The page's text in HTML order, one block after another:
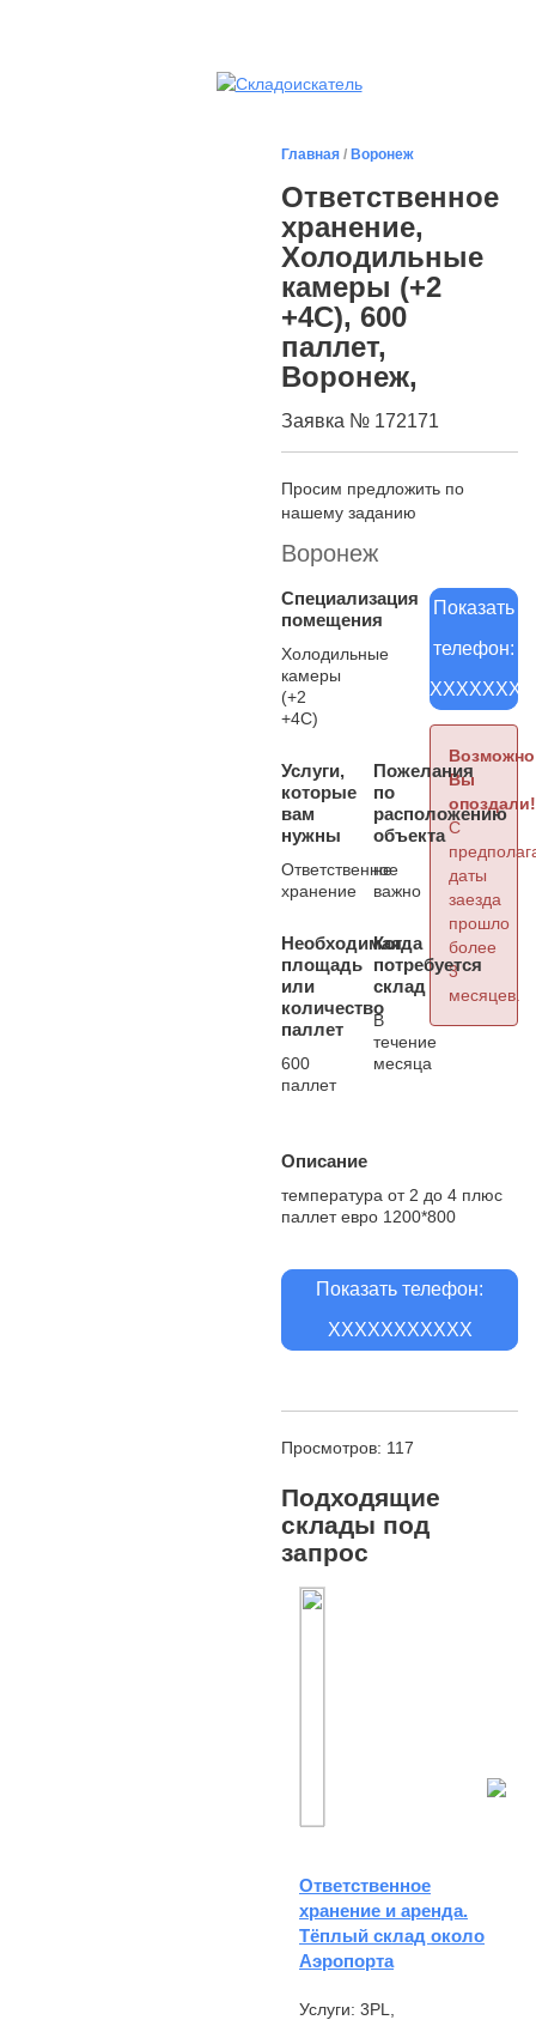
Главная / Воронеж
Ответственное
хранение,
Холодильные
камеры (+2
+4С), 600
паллет,
Воронеж,
Заявка № 172171
Просим предложить по
нашему заданию
Воронеж
Показать
телефон:
Возможно
Вы
опоздали!
С
даты
заезда
прошло
более
3
месяцев.
Специализация
помещения
Холодильные
камеры
(+2
+4С)
Услуги,
которые
вам
нужны
Ответственное
хранение
Необходимая
площадь
или
количество
паллет
600
паллет
Пожелания
по
расположению
объекта
не
важно
Когда
потребуется
склад
В
течение
месяца
Описание
температура от 2 до 4 плюс
паллет евро 1200*800
Показать телефон:
XXXXXXXXXXX
Просмотров: 117
Подходящие
склады под
запрос
Ответственное
хранение и аренда.
Тёплый склад около
Аэропорта
Услуги: 3PL,